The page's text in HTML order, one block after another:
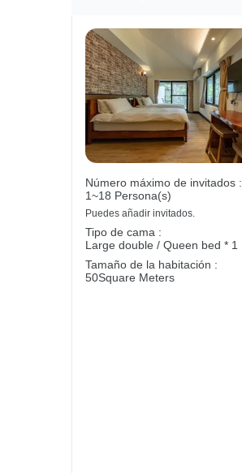
Número máximo de invitados :
1~18 Persona(s)
Puedes añadir invitados.
Tipo de cama :
Large double / Queen bed * 1
Tamaño de la habitación :
50Square Meters